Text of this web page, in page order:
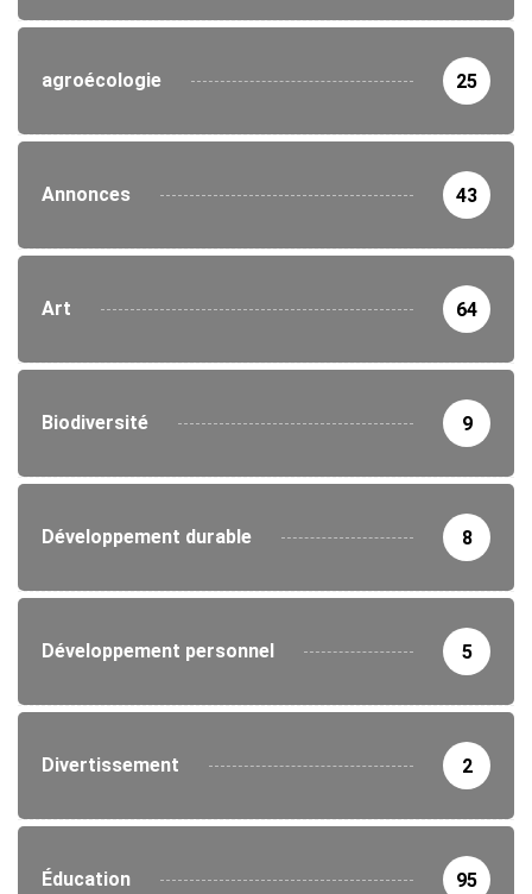
agroécologie 25
Annonces 43
Art 64
Biodiversité 9
Développement durable 8
Développement personnel 5
Divertissement 2
Éducation 95